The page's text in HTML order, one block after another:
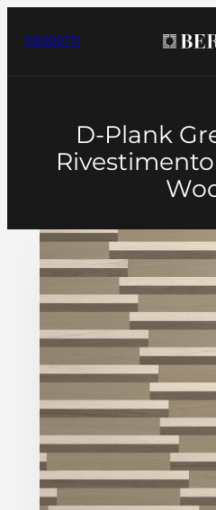
Vai
contenuto
PRODOTTI
D-Plank